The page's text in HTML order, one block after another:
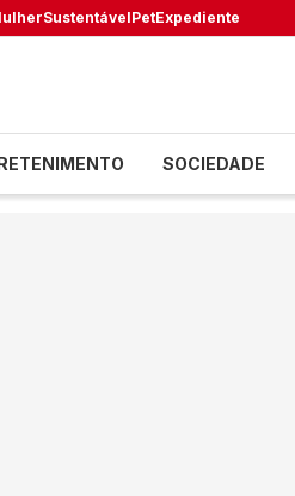
SustentávelPetExpediente
SOCIEDADE